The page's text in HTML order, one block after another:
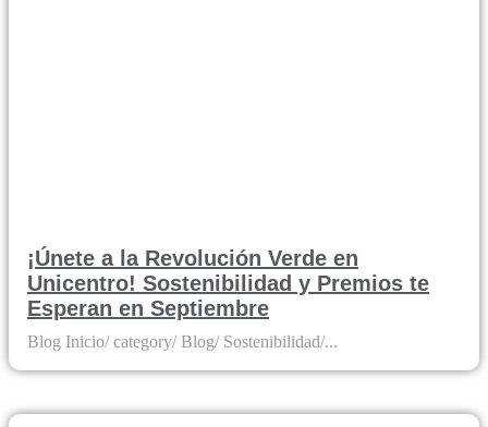
¡Únete a la Revolución Verde en
Unicentro! Sostenibilidad y Premios te
Esperan en Septiembre
Blog Inicio/ category/ Blog/ Sostenibilidad/...